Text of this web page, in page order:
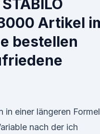
Artikel
bestellen
in einer längeren Formel
nach der ich